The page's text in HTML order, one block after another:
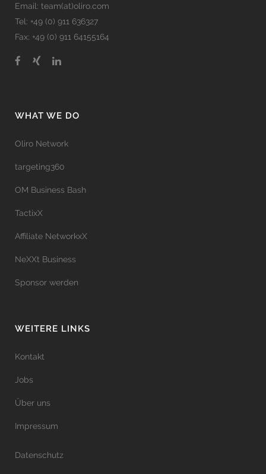
Email: team(at)oliro.com
Tel: +49 (0) 911 636327
Fax: +49 (0) 911 64155164
WHAT WE DO
Oliro Network
targeting360
OM Business Bash
TactixX
Affiliate NetworkxX
NeXXt Business
Sponsor werden
WEITERE LINKS
Kontakt
Jobs
Über uns
Impressum
Datenschutz